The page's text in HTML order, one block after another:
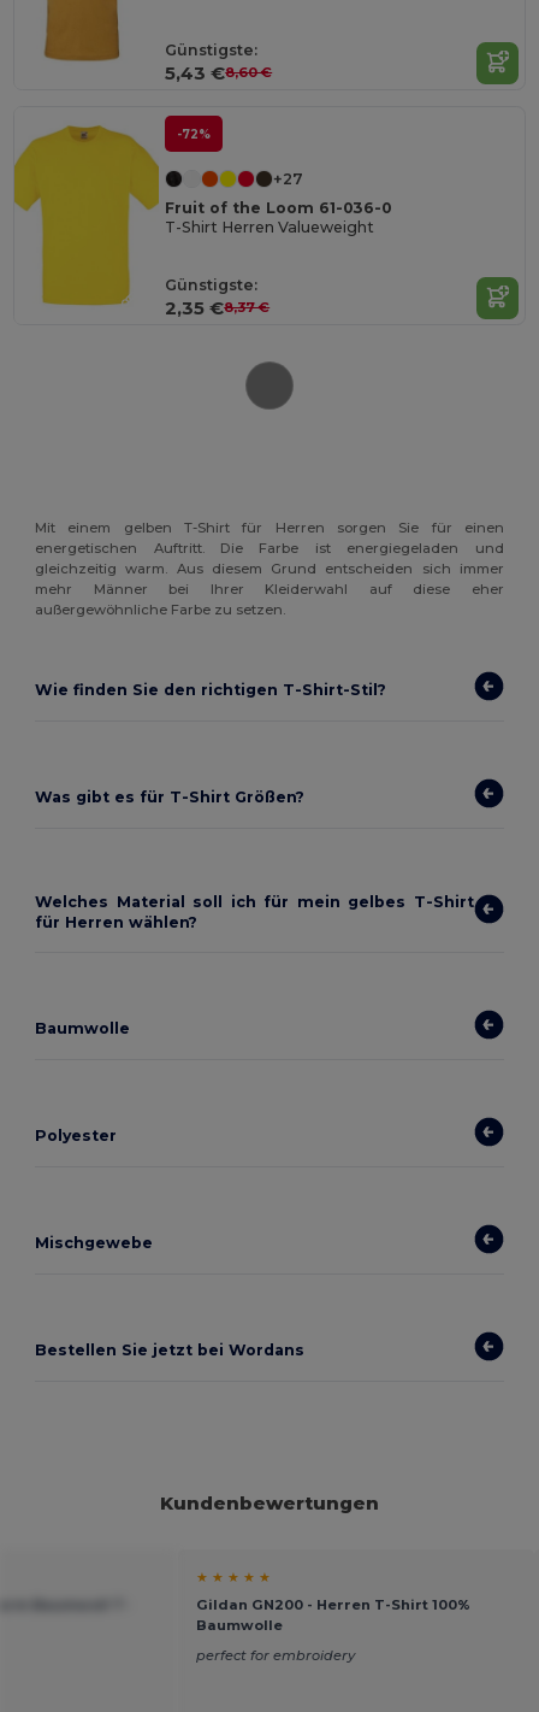
Günstigste:
5,43 €8,60 €
-72%
+27
Fruit of the Loom 61-036-0
T-Shirt Herren Valueweight
Günstigste:
2,35 €8,37 €
Mit einem gelben T-Shirt für Herren sorgen Sie für einen
energetischen Auftritt. Die Farbe ist energiegeladen und
gleichzeitig warm. Aus diesem Grund entscheiden sich immer
mehr Männer bei Ihrer Kleiderwahl auf diese eher
außergewöhnliche Farbe zu setzen.
Wie finden Sie den richtigen T-Shirt-Stil?
Was gibt es für T-Shirt Größen?
Welches Material soll ich für mein gelbes T-Shirt
für Herren wählen?
Baumwolle
Polyester
Mischgewebe
Bestellen Sie jetzt bei Wordans
Kundenbewertungen
★ ★ ★ ★ ★
Gildan GN200 - Herren T-Shirt 100%
Baumwolle
perfect for embroidery